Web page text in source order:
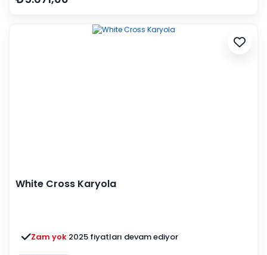
White Cross Karyola
Zam yok 2025 fiyatları devam ediyor